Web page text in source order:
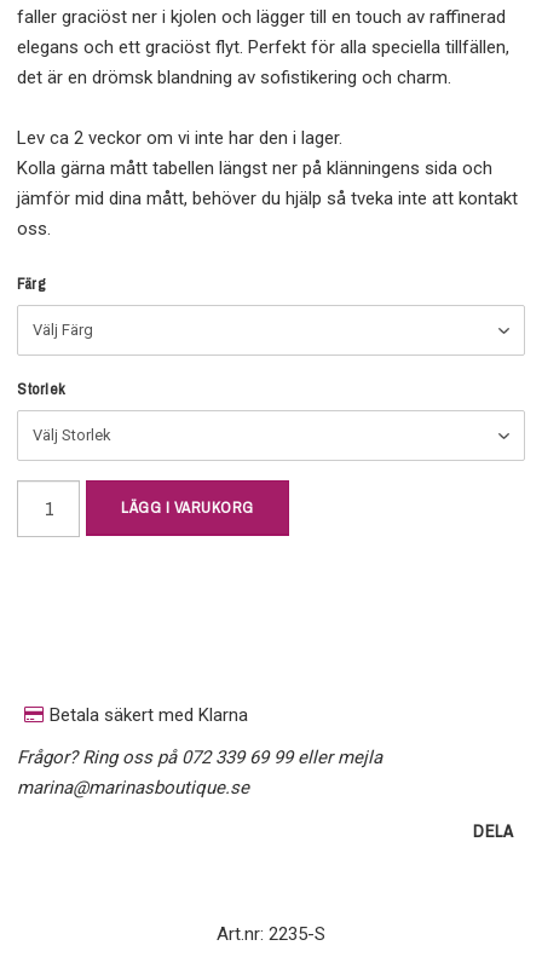
faller graciöst ner i kjolen och lägger till en touch av raffinerad
elegans och ett graciöst flyt. Perfekt för alla speciella tillfällen,
det är en drömsk blandning av sofistikering och charm.
Lev ca 2 veckor om vi inte har den i lager.
Kolla gärna mått tabellen längst ner på klänningens sida och
jämför mid dina mått, behöver du hjälp så tveka inte att kontakt
oss.
Färg
Storlek
LÄGG I VARUKORG
Betala säkert med Klarna
Frågor? Ring oss på 072 339 69 99 eller mejla
marina@marinasboutique.se
DELA
Art.nr: 2235-S